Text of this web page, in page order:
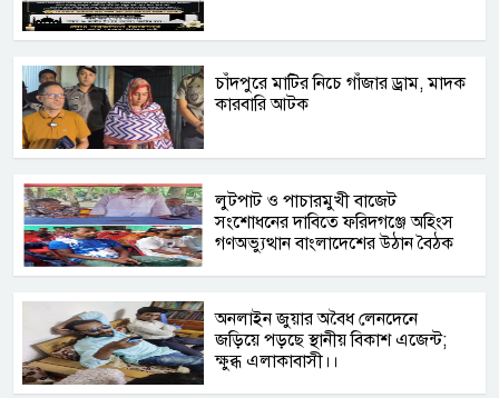
চাঁদপুরে মাটির নিচে গাঁজার ড্রাম, মাদক
কারবারি আটক
লুটপাট ও পাচারমুখী বাজেট
সংশোধনের দাবিতে ফরিদগঞ্জে অহিংস
গণঅভ্যুত্থান বাংলাদেশের উঠান বৈঠক
অনলাইন জুয়ার অবৈধ লেনদেনে
জড়িয়ে পড়ছে স্থানীয় বিকাশ এজেন্ট;
ক্ষুব্ধ এলাকাবাসী।।